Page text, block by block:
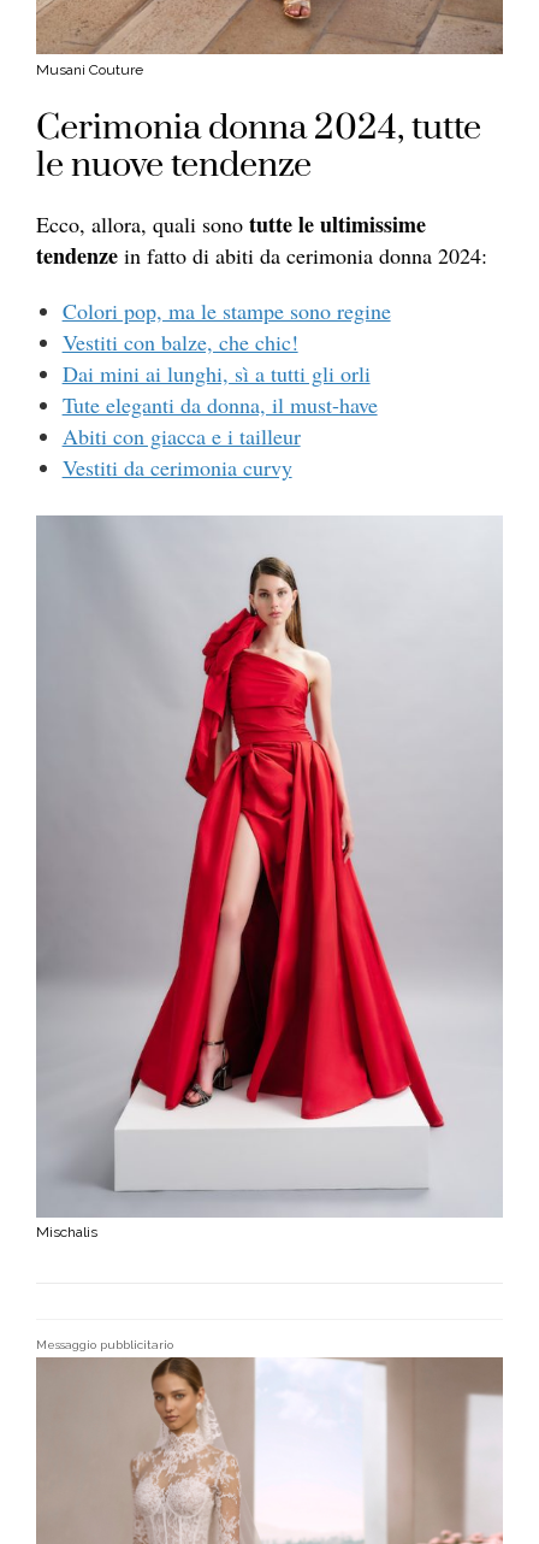
Musani Couture
Cerimonia donna 2024, tutte
le nuove tendenze
Ecco, allora, quali sono tutte le ultimissime
tendenze in fatto di abiti da cerimonia donna 2024:
Colori pop, ma le stampe sono regine
Vestiti con balze, che chic!
Dai mini ai lunghi, sì a tutti gli orli
Tute eleganti da donna, il must-have
Abiti con giacca e i tailleur
Vestiti da cerimonia curvy
Mischalis
Messaggio pubblicitario